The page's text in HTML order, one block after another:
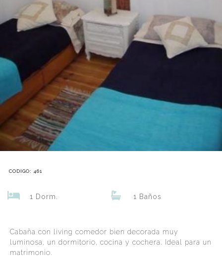
CODIGO: 461
1 Dorm. 1 Baños
Cabaña con living comedor bien decorada muy
luminosa, un dormitorio, cocina y cochera. Ideal para un
matrimonio.